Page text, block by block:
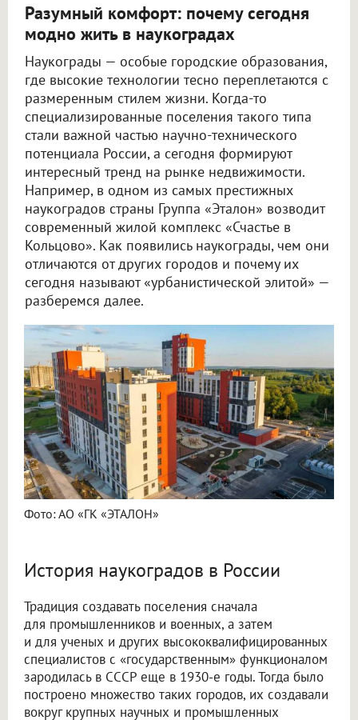
Разумный комфорт: почему сегодня
модно жить в наукоградах
Наукограды — особые городские образования,
где высокие технологии тесно переплетаются с
размеренным стилем жизни. Когда-то
специализированные поселения такого типа
стали важной частью научно-технического
потенциала России, а сегодня формируют
интересный тренд на рынке недвижимости.
Например, в одном из самых престижных
наукоградов страны Группа «Эталон» возводит
современный жилой комплекс «Счастье в
Кольцово». Как появились наукограды, чем они
отличаются от других городов и почему их
сегодня называют «урбанистической элитой» —
разберемся далее.
Фото: АО «ГК «ЭТАЛОН»
История наукоградов в России
Традиция создавать поселения сначала
для промышленников и военных, а затем
и для ученых и других высококвалифицированных
специалистов с «государственным» функционалом
зародилась в СССР еще в 1930-е годы. Тогда было
построено множество таких городов, их создавали
вокруг крупных научных и промышленных